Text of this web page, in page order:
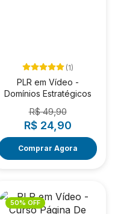
(1)
PLR em Vídeo -
Domínios Estratégicos
R$ 49,90
R$ 24,90
Comprar Agora
50% OFF